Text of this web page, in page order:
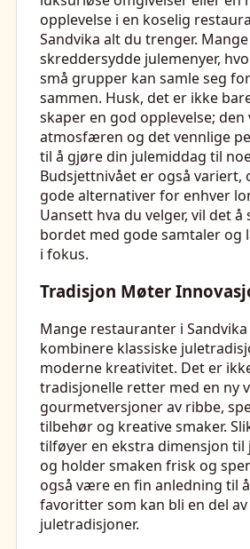
opplevelse i en koselig
Sandvika alt du trenger.
skreddersydde julemenyer,
små grupper kan samle seg
sammen. Husk, det er ikke
skaper en god opplevelse; den
atmosfæren og det vennlige
til å gjøre din julemiddag til
Budsjettnivået er også variert,
gode alternativer for enhver
Uansett hva du velger, vil det
bordet med gode samtaler
i fokus.
Tradisjon Møter
Mange restauranter i
kombinere klassiske
moderne kreativitet. Det er
tradisjonelle retter med en ny
gourmetversjoner av ribbe,
tilbehør og kreative smaker.
tilføyer en ekstra dimensjon til
og holder smaken frisk og
også være en fin anledning til
favoritter som kan bli en del
juletradisjoner.